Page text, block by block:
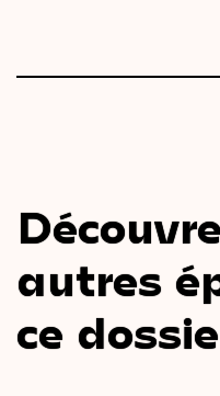
autres
ce